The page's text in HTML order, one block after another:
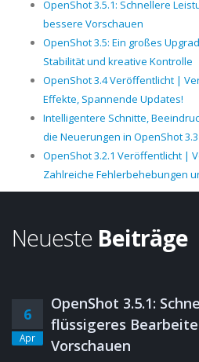
OpenShot 3.5.1: Schnellere
bessere Vorschauen
OpenShot 3.5: Ein großes
Stabilität und kreative Kontrolle
OpenShot 3.4 Veröffentlicht |
Effekte, Spannende Updates!
Intelligentere Schnitte,
die Neuerungen in OpenShot 3.3
OpenShot 3.2.1 Veröffentlicht |
Zahlreiche Fehlerbehebungen
Neueste Beiträge
6
Apr
OpenShot 3.5.1:
flüssigeres
Vorschauen